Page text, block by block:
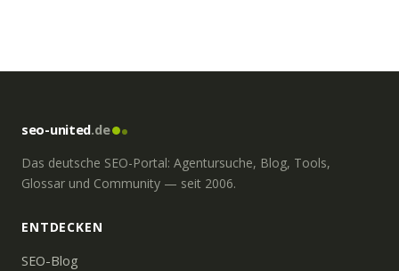
seo-united.de
Das deutsche SEO-Portal: Agentursuche, Blog, Tools,
Glossar und Community — seit 2006.
ENTDECKEN
SEO-Blog